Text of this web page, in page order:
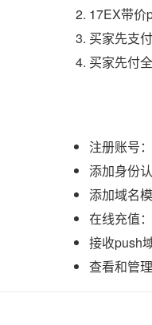
17EX带价
买家先支
买家先付
注册账号：
添加身份认
添加域名模
在线充值：
接收push
查看和管理